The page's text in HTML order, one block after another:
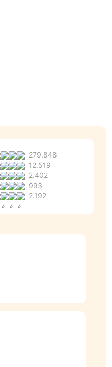
279.848
12.519
2.402
993
2.192